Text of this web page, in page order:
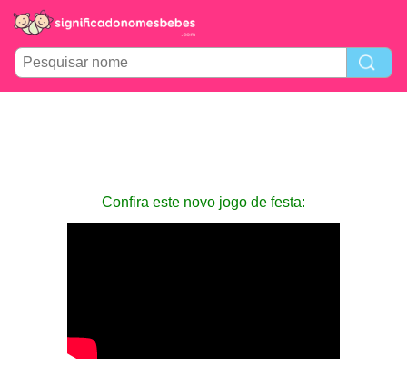
Confira este novo jogo de festa: